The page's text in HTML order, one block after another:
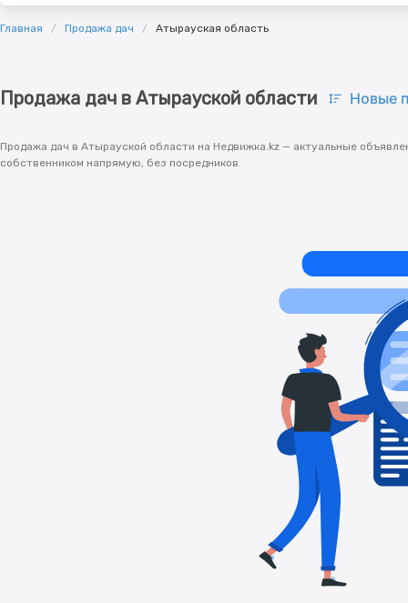
Главная Продажа дач Атырауская область
Продажа дач в Атырауской области Новые
Продажа дач в Атырауской области на Недвижка.kz — актуальные
собственником напрямую, без посредников.